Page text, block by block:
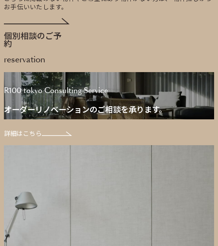
お手伝いいたします。
個別相談のご予
約
reservation
R100 tokyo Consulting Service
オーダーリノベーションのご相談を承ります。
詳細はこちら